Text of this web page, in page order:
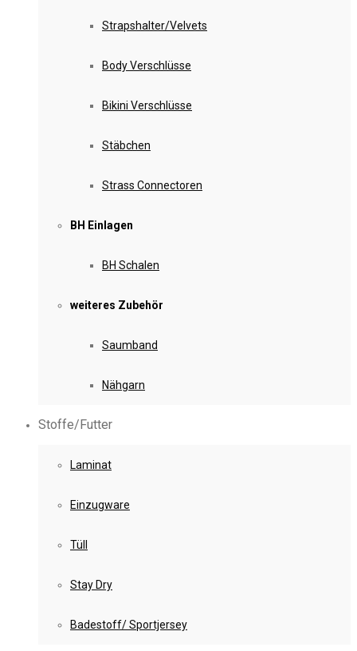
Strapshalter/Velvets
Body Verschlüsse
Bikini Verschlüsse
Stäbchen
Strass Connectoren
BH Einlagen
BH Schalen
weiteres Zubehör
Saumband
Nähgarn
Stoffe/Futter
Laminat
Einzugware
Tüll
Stay Dry
Badestoff/ Sportjersey